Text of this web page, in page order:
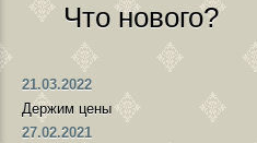
Что нового?
21.03.2022
Держим цены
27.02.2021